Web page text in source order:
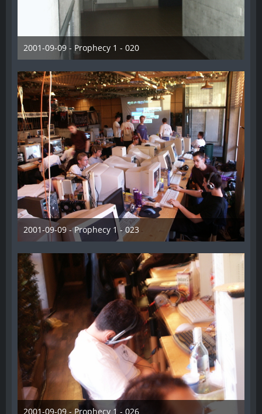
2001-09-09 - Prophecy 1 - 020
28. Dezember 2012
2001-09-09 - Prophecy 1 - 023
28. Dezember 2012
2001-09-09 - Prophecy 1 - 026